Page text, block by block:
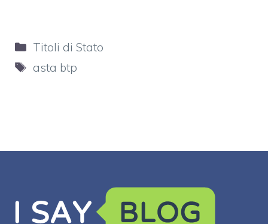
Categorie
Titoli di Stato
Tag
asta btp